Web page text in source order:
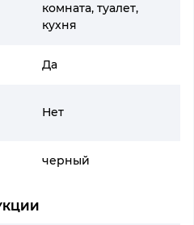
комната, туалет,
кухня
Да
Нет
черный